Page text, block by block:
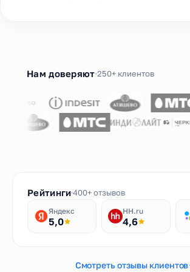
Нам доверяют 250+ клиентов
Рейтинги400+ отзывов
Яндекс
5,0
HH.ru
4,6
Смотреть отзывы клиентов